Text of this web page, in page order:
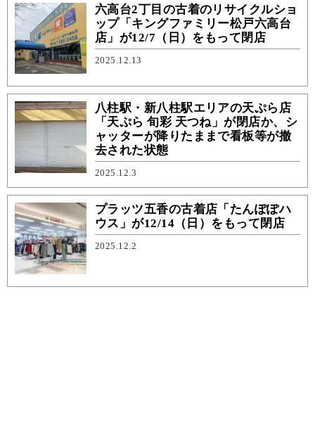
六高台2丁目の古着のリサイクルショ
ップ「キングファミリー松戸六高台
店」が12/7（日）をもって閉店
2025.12.13
八柱駅・新八柱駅エリアの天ぷら店
「天ぷら 旬彩 天つね」が閉店か、シ
ャッターが降りたままで看板等が撤
去された状態
2025.12.3
プラッツ五香の古着店「たんぽぽハ
ウス」が12/14（日）をもって閉店
2025.12.2